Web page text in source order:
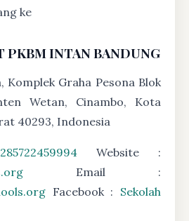
ke
PKBM INTAN BANDUNG
Komplek Graha Pesona Blok
Wetan, Cinambo, Kota
40293, Indonesia
Website :
Email :
Facebook : Sekolah